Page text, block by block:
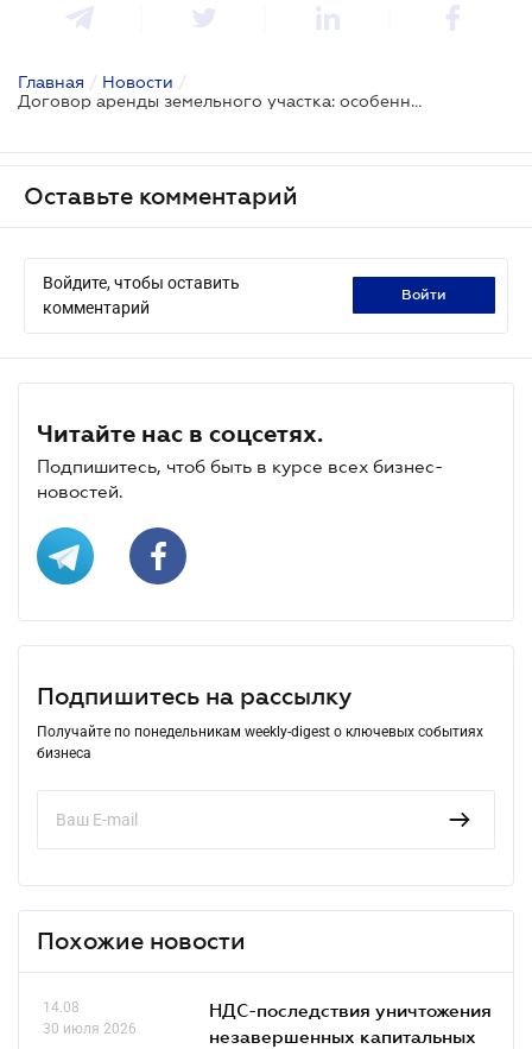
Главная / Новости /
Договор аренды земельного участка: особенности
Оставьте комментарий
Войдите, чтобы оставить
комментарий
войти
Читайте нас в соцсетях.
Подпишитесь, чтоб быть в курсе всех бизнес-
новостей.
Подпишитесь на рассылку
Получайте по понедельникам weekly-digest о ключевых событиях
бизнеса
Похожие новости
14.08
30 июля 2026
НДС-последствия уничтожения
незавершенных капитальных